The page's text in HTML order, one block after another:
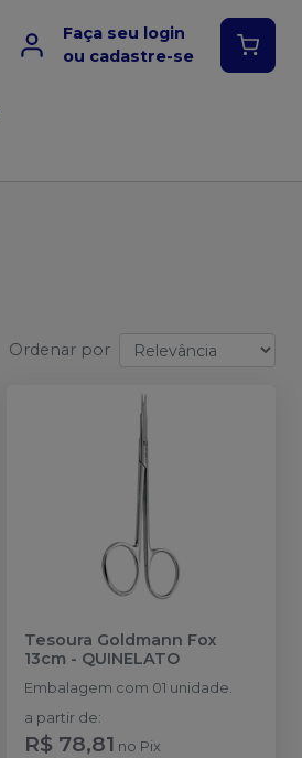
Faça seu login
ou cadastre-se
Ordenar por
Tesoura Goldmann Fox
13cm - QUINELATO
Embalagem com 01 unidade.
a partir de:
R$ 78,81 no Pix